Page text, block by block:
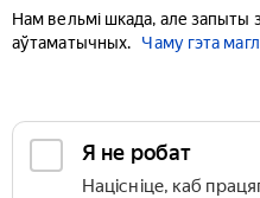
Нам вельмі шкада, але
аўтаматычных.
Чаму гэта
Я не робат
Націсніце, каб